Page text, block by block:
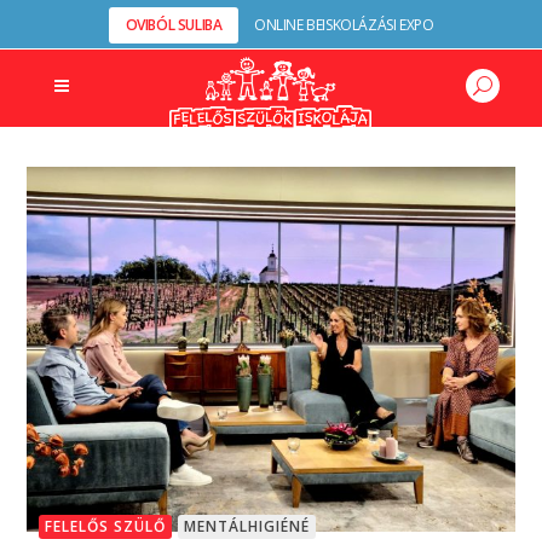
OVIBÓL SULIBA ONLINE BEISKOLÁZÁSI EXPO
FELELŐS SZÜLŐ MENTÁLHIGIÉNÉ